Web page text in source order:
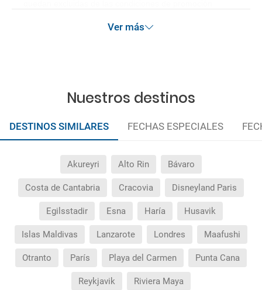
Ver más
Nuestros destinos
DESTINOS SIMILARES FECHAS ESPECIALES
Akureyri Alto Rin Bávaro
Costa de Cantabria Cracovia Disneyland Paris
Egilsstadir Esna Haría Husavik
Islas Maldivas Lanzarote Londres Maafushi
Otranto París Playa del Carmen Punta Cana
Reykjavik Riviera Maya